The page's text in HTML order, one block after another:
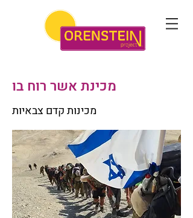
מכינת אשר רוח בו
מכינות קדם צבאיות